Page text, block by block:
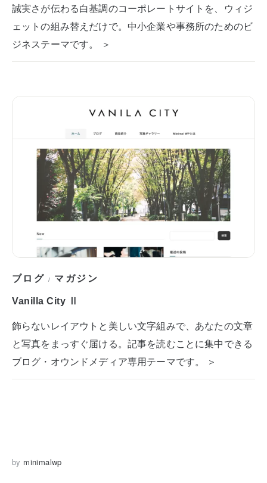
誠実さが伝わる白基調のコーポレートサイトを、ウィジ
ェットの組み替えだけで。中小企業や事務所のためのビ
ジネステーマです。 ＞
ブログ / マガジン
Vanilla City Ⅱ
飾らないレイアウトと美しい文字組みで、あなたの文章
と写真をまっすぐ届ける。記事を読むことに集中できる
ブログ・オウンドメディア専用テーマです。 ＞
by minimalwp